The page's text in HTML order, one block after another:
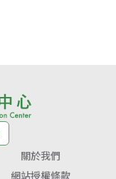
關於我們
網站授權條款